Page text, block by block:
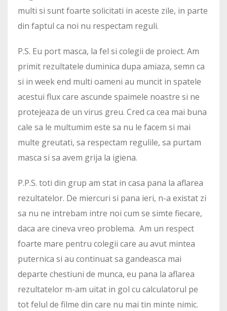
multi si sunt foarte solicitati in aceste zile, in parte
din faptul ca noi nu respectam reguli.
P.S. Eu port masca, la fel si colegii de proiect. Am
primit rezultatele duminica dupa amiaza, semn ca
si in week end multi oameni au muncit in spatele
acestui flux care ascunde spaimele noastre si ne
protejeaza de un virus greu. Cred ca cea mai buna
cale sa le multumim este sa nu le facem si mai
multe greutati, sa respectam regulile, sa purtam
masca si sa avem grija la igiena.
P.P.S. toti din grup am stat in casa pana la aflarea
rezultatelor. De miercuri si pana ieri, n-a existat zi
sa nu ne intrebam intre noi cum se simte fiecare,
daca are cineva vreo problema. Am un respect
foarte mare pentru colegii care au avut mintea
puternica si au continuat sa gandeasca mai
departe chestiuni de munca, eu pana la aflarea
rezultatelor m-am uitat in gol cu calculatorul pe
tot felul de filme din care nu mai tin minte nimic.